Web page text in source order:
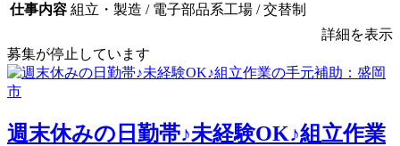
仕事内容 組立・製造 / 電子部品系工場 / 交替制
詳細を表示
募集が停止しています
週末休みの日勤帯♪未経験OK♪組立作業